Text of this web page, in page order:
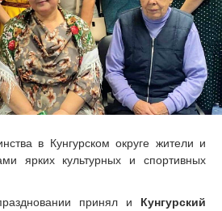
в Кунгурском округе жители и
ярких культурных и спортивных
принял и Кунгурский